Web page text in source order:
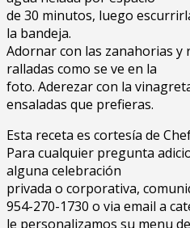
de 30 minutos, luego
la bandeja.
Adornar con las zanahorias y
ralladas como se ve en la
foto. Aderezar con la
ensaladas que prefieras.
Esta receta es cortesía de
Para cualquier pregunta
alguna celebración
privada o corporativa,
954-270-1730 o via email a
le personalizamos su menu